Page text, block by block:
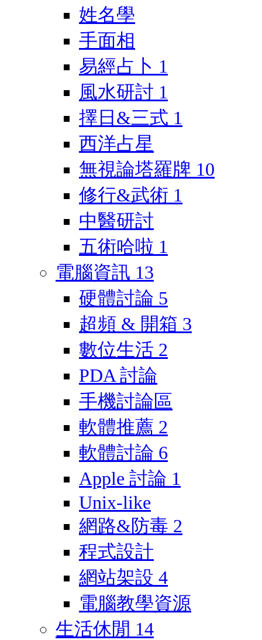
姓名學
手面相
易經占卜 1
風水研討 1
擇日&三式 1
西洋占星
無視論塔羅牌 10
修行&武術 1
中醫研討
五術哈啦 1
電腦資訊 13
硬體討論 5
超頻 & 開箱 3
數位生活 2
PDA 討論
手機討論區
軟體推薦 2
軟體討論 6
Apple 討論 1
Unix-like
網路&防毒 2
程式設計
網站架設 4
電腦教學資源
生活休閒 14